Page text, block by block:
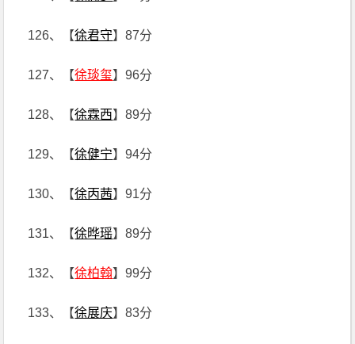
126、【徐君守】87分
127、【徐琰玺】96分
128、【徐霖西】89分
129、【徐健宁】94分
130、【徐丙茜】91分
131、【徐晔瑶】89分
132、【徐柏翰】99分
133、【徐展庆】83分